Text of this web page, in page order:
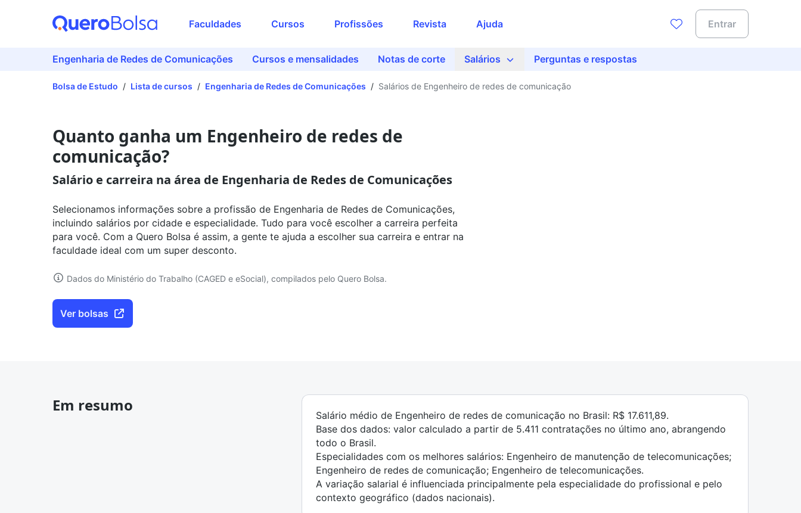
Faculdades Cursos Profissões Revista Ajuda Entrar
Engenharia de Redes de Comunicações Cursos e mensalidades Notas de corte Salários Perguntas e respostas
Bolsa de Estudo / Lista de cursos / Engenharia de Redes de Comunicações / Salários de Engenheiro de redes de comunicação
Quanto ganha um Engenheiro de redes de
comunicação?
Salário e carreira na área de Engenharia de Redes de Comunicações
Selecionamos informações sobre a profissão de Engenharia de Redes de Comunicações,
incluindo salários por cidade e especialidade. Tudo para você escolher a carreira perfeita
para você. Com a Quero Bolsa é assim, a gente te ajuda a escolher sua carreira e entrar na
faculdade ideal com um super desconto.
Dados do Ministério do Trabalho (CAGED e eSocial), compilados pelo Quero Bolsa.
Ver bolsas
Em resumo
Salário médio de Engenheiro de redes de comunicação no Brasil: R$ 17.611,89.
Base dos dados: valor calculado a partir de 5.411 contratações no último ano, abrangendo
todo o Brasil.
Especialidades com os melhores salários: Engenheiro de manutenção de telecomunicações;
Engenheiro de redes de comunicação; Engenheiro de telecomunicações.
A variação salarial é influenciada principalmente pela especialidade do profissional e pelo
contexto geográfico (dados nacionais).
para você
Qual curso você quer estudar?
Em que cidade quer estudar?
completo
acesso
E-mail
Telefone
Ao continuar, você concorda com nossas
políticas de privacidade